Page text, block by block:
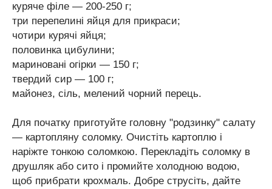
куряче філе — 200-250 г;
три перепелині яйця для прикраси;
чотири курячі яйця;
половинка цибулини;
мариновані огірки — 150 г;
твердий сир — 100 г;
майонез, сіль, мелений чорний перець.
Для початку приготуйте головну "родзинку" салату
— картопляну соломку. Очистіть картоплю і
наріжте тонкою соломкою. Перекладіть соломку в
друшляк або сито і промийте холодною водою,
щоб прибрати крохмаль. Добре струсіть, дайте